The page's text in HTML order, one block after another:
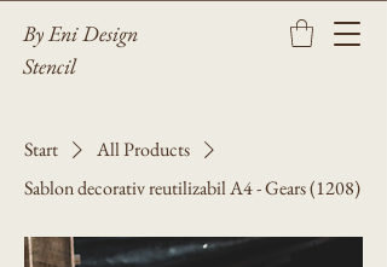
By Eni Design
Stencil
Start
All Products
Sablon decorativ reutilizabil A4 - Gears (1208)